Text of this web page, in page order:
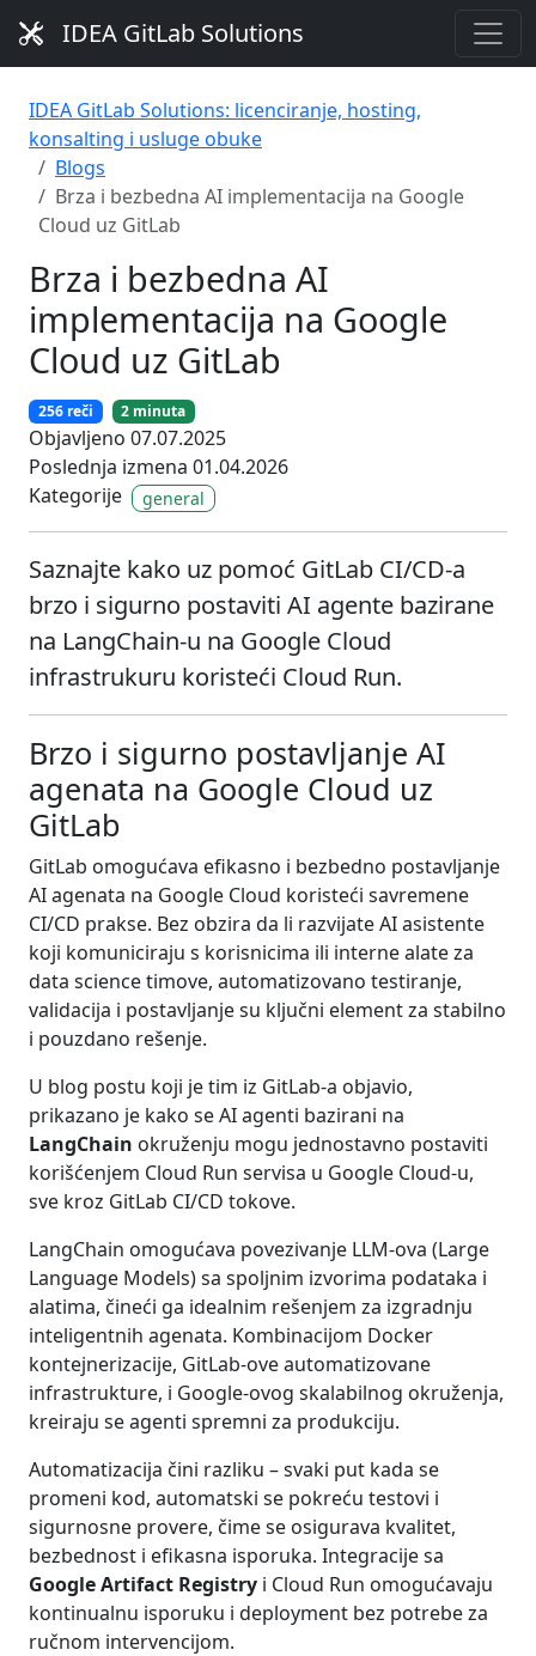
IDEA GitLab Solutions
IDEA GitLab Solutions: licenciranje, hosting,
konsalting i usluge obuke
Blogs
Brza i bezbedna AI implementacija na Google
Cloud uz GitLab
Brza i bezbedna AI
implementacija na Google
Cloud uz GitLab
256 reči 2 minuta
Objavljeno 07.07.2025
Poslednja izmena 01.04.2026
Kategorije
general
Saznajte kako uz pomoć GitLab CI/CD-a
brzo i sigurno postaviti AI agente bazirane
na LangChain-u na Google Cloud
infrastrukuru koristeći Cloud Run.
Brzo i sigurno postavljanje AI
agenata na Google Cloud uz
GitLab
GitLab omogućava efikasno i bezbedno postavljanje
AI agenata na Google Cloud koristeći savremene
CI/CD prakse. Bez obzira da li razvijate AI asistente
koji komuniciraju s korisnicima ili interne alate za
data science timove, automatizovano testiranje,
validacija i postavljanje su ključni element za stabilno
i pouzdano rešenje.
U blog postu koji je tim iz GitLab-a objavio,
prikazano je kako se AI agenti bazirani na
LangChain okruženju mogu jednostavno postaviti
korišćenjem Cloud Run servisa u Google Cloud-u,
sve kroz GitLab CI/CD tokove.
LangChain omogućava povezivanje LLM-ova (Large
Language Models) sa spoljnim izvorima podataka i
alatima, čineći ga idealnim rešenjem za izgradnju
inteligentnih agenata. Kombinacijom Docker
kontejnerizacije, GitLab-ove automatizovane
infrastrukture, i Google-ovog skalabilnog okruženja,
kreiraju se agenti spremni za produkciju.
Automatizacija čini razliku – svaki put kada se
promeni kod, automatski se pokreću testovi i
sigurnosne provere, čime se osigurava kvalitet,
bezbednost i efikasna isporuka. Integracije sa
Google Artifact Registry i Cloud Run omogućavaju
kontinualnu isporuku i deployment bez potrebe za
ručnom intervencijom.